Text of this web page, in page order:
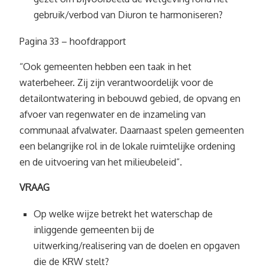
gebruik/verbod van Diuron te harmoniseren?
Pagina 33 – hoofdrapport
“Ook gemeenten hebben een taak in het
waterbeheer. Zij zijn verantwoordelijk voor de
detailontwatering in bebouwd gebied, de opvang en
afvoer van regenwater en de inzameling van
communaal afvalwater. Daarnaast spelen gemeenten
een belangrijke rol in de lokale ruimtelijke ordening
en de uitvoering van het milieubeleid”.
VRAAG
Op welke wijze betrekt het waterschap de
inliggende gemeenten bij de
uitwerking/realisering van de doelen en opgaven
die de KRW stelt?